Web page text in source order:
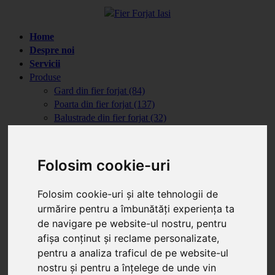
Folosim cookie-uri
Folosim cookie-uri și alte tehnologii de
urmărire pentru a îmbunătăți experiența ta
de navigare pe website-ul nostru, pentru
afișa conținut și reclame personalizate,
pentru a analiza traficul de pe website-ul
nostru și pentru a înțelege de unde vin
Home
Despre noi
Servicii
Produse
Gard din fier forjat (84)
Poarta din fier forjat (137)
Balustrade din fier forjat (32)
Automatizari porti
Porti batante (4)
Reduceri
Articole
Info Montaj(1)
Info Structuri (3)
Portofoliu
Portofoliu complet